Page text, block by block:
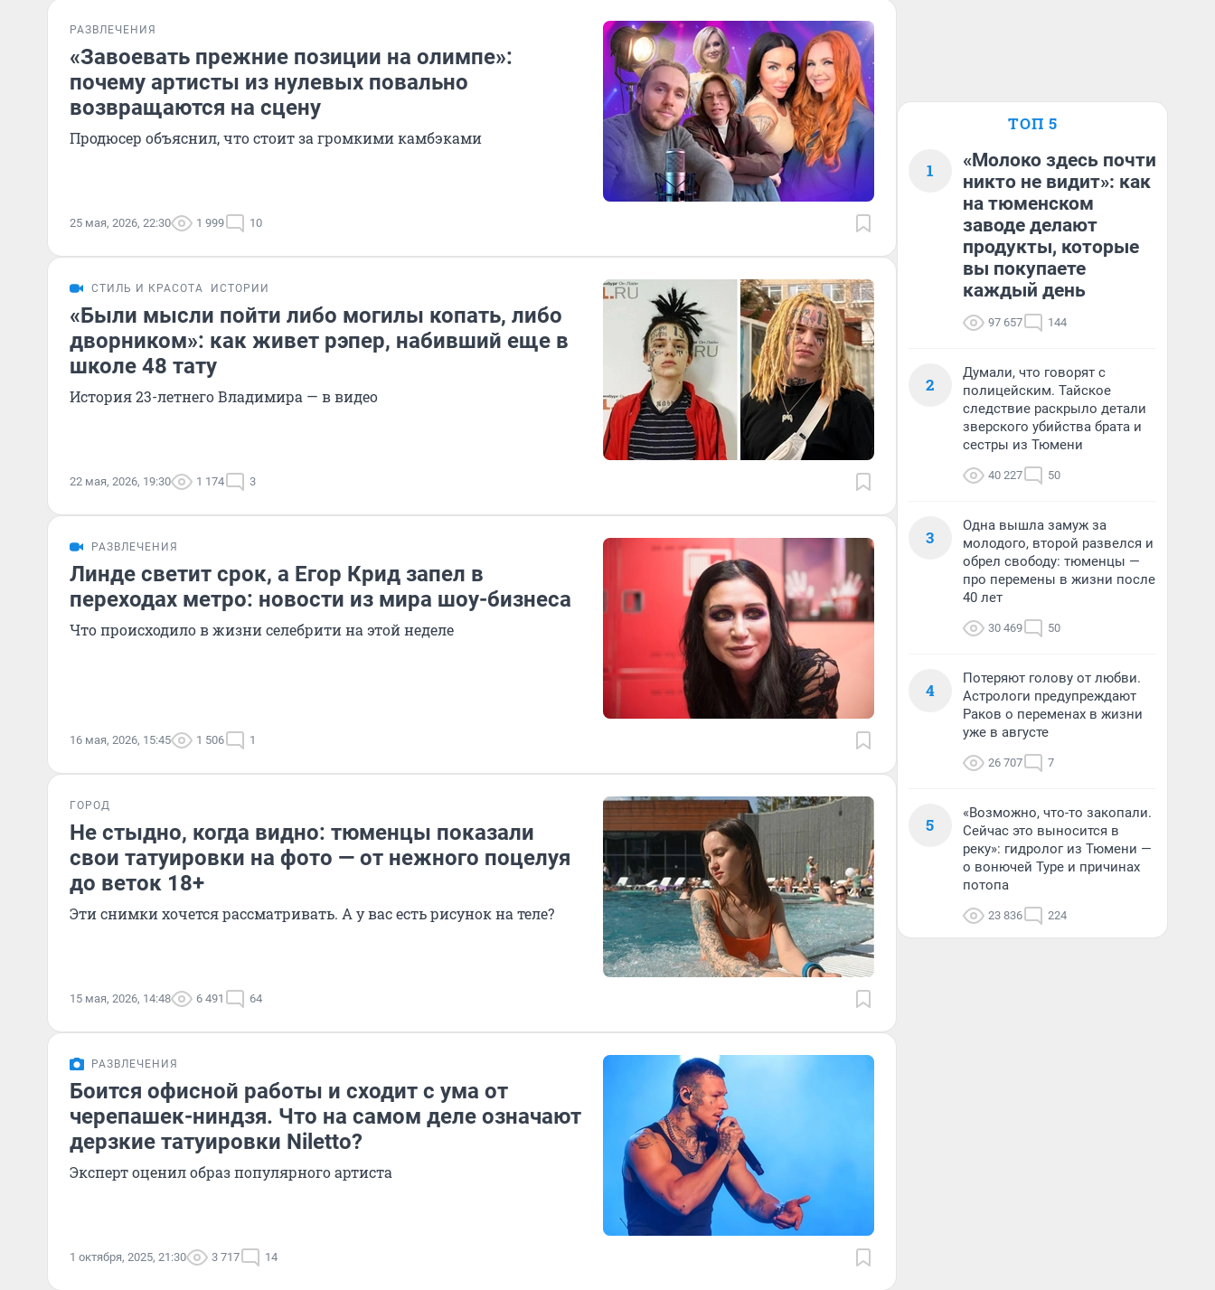
РАЗВЛЕЧЕНИЯ
«Завоевать прежние позиции на олимпе»:
почему артисты из нулевых повально
возвращаются на сцену
Продюсер объяснил, что стоит за громкими камбэками
25 мая, 2026, 22:30 1 999 10
СТИЛЬ И КРАСОТА ИСТОРИИ
«Были мысли пойти либо могилы копать, либо
дворником»: как живет рэпер, набивший еще в
школе 48 тату
История 23-летнего Владимира — в видео
22 мая, 2026, 19:30 1 174 3
РАЗВЛЕЧЕНИЯ
Линде светит срок, а Егор Крид запел в
переходах метро: новости из мира шоу-бизнеса
Что происходило в жизни селебрити на этой неделе
16 мая, 2026, 15:45 1 506 1
ГОРОД
Не стыдно, когда видно: тюменцы показали
свои татуировки на фото — от нежного поцелуя
до веток 18+
Эти снимки хочется рассматривать. А у вас есть рисунок на теле?
15 мая, 2026, 14:48 6 491 64
РАЗВЛЕЧЕНИЯ
Боится офисной работы и сходит с ума от
черепашек-ниндзя. Что на самом деле означают
дерзкие татуировки Niletto?
Эксперт оценил образ популярного артиста
1 октября, 2025, 21:30 3 717 14
ТОП 5
1
«Молоко здесь почти
никто не видит»: как
на тюменском
заводе делают
продукты, которые
вы покупаете
каждый день
97 657 144
2
Думали, что говорят с
полицейским. Тайское
следствие раскрыло детали
зверского убийства брата и
сестры из Тюмени
40 227 50
3
Одна вышла замуж за
молодого, второй развелся и
обрел свободу: тюменцы —
про перемены в жизни после
40 лет
30 469 50
4
Потеряют голову от любви.
Астрологи предупреждают
Раков о переменах в жизни
уже в августе
26 707 7
5
«Возможно, что-то закопали.
Сейчас это выносится в
реку»: гидролог из Тюмени —
о вонючей Туре и причинах
потопа
23 836 224